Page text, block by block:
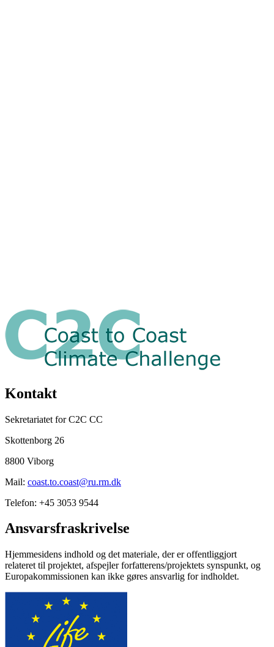
Kontakt
Sekretariatet for C2C CC
Skottenborg 26
8800 Viborg
Mail: coast.to.coast@ru.rm.dk
Telefon: +45 3053 9544
Ansvarsfraskrivelse
Hjemmesidens indhold og det materiale, der er offentliggjort
relateret til projektet, afspejler forfatterens/projektets synspunkt, og
Europakommissionen kan ikke gøres ansvarlig for indholdet.